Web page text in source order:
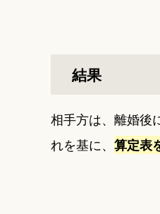
結果
相手方は、離婚後
れを基に、 算定表